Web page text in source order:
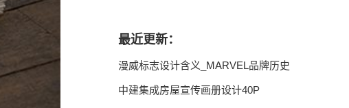
最近更新：
漫威标志设计含义_MARVEL品牌历史
中建集成房屋宣传画册设计40P